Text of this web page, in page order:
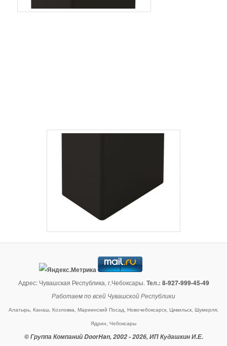
Адрес: Чувашская Республика, г.Чебоксары.Тел.: 8-927-999-45-49
Работаем по всей Чувашской Республики
Алатырь, Канаш, Козловка, Мариинский Посад, Новочебоксарск, Цивильск, Шумерля,
Ядрин, Чебоксары
© Группа Компаний DoorHan, 2002 - 2026, ИП Кудашкин И.Е.